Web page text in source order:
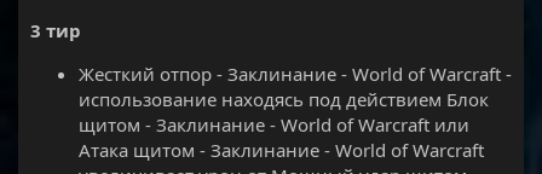
3 тир
Жесткий отпор - Заклинание - World of Warcraft -
использование находясь под действием Блок
щитом - Заклинание - World of Warcraft или
Атака щитом - Заклинание - World of Warcraft